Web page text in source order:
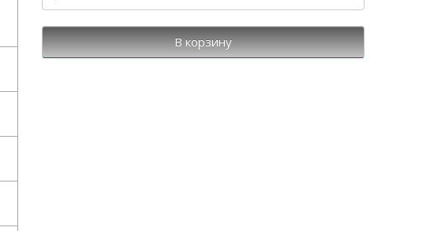
В корзину